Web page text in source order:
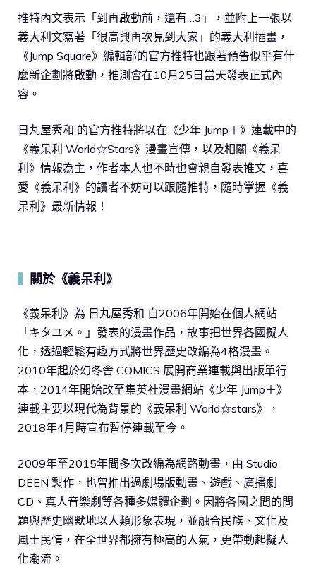
推特內文表示「到再啟動前，還有…3」，並附上一張以
義大利文寫著「很高興再次見到大家」的義大利插畫，
《Jump Square》編輯部的官方推特也跟著預告似乎有什
麼新企劃將啟動，推測會在10月25日當天發表正式內
容。
日丸屋秀和 的官方推特將以在《少年 Jump＋》連載中的
《義呆利 World☆Stars》漫畫宣傳，以及相關《義呆
利》情報為主，作者本人也不時也會親自發表推文，喜
愛《義呆利》的讀者不妨可以跟隨推特，隨時掌握《義
呆利》最新情報！
關於《義呆利》
《義呆利》為 日丸屋秀和 自2006年開始在個人網站
「キタユメ。」發表的漫畫作品，故事把世界各國擬人
化，透過輕鬆有趣方式將世界歷史改編為4格漫畫。
2010年起於幻冬舎 COMICS 展開商業連載與出版單行
本，2014年開始改至集英社漫畫網站《少年 Jump＋》
連載主要以現代為背景的《義呆利 World☆stars》，
2018年4月時宣布暫停連載至今。
2009年至2015年間多次改編為網路動畫，由 Studio
DEEN 製作，也曾推出過劇場版動畫、遊戲、廣播劇
CD、真人音樂劇等各種多媒體企劃。因將各國之間的問
題與歷史幽默地以人類形象表現，並融合民族、文化及
風土民情，在全世界都擁有極高的人氣，更帶動起擬人
化潮流。